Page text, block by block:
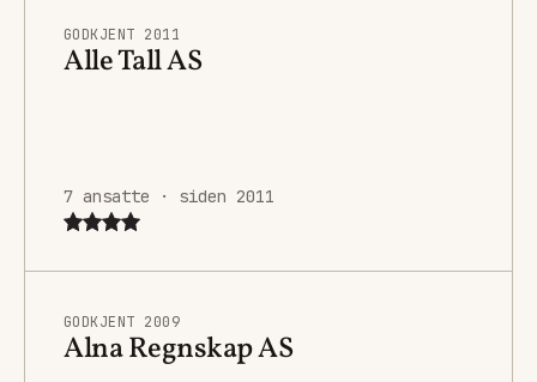
GODKJENT 2011
Alle Tall AS
7 ansatte · siden 2011
GODKJENT 2009
Alna Regnskap AS